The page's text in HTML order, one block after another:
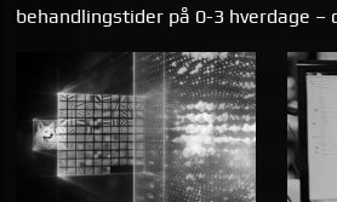
behandlingstider på 0-3 hverdage –